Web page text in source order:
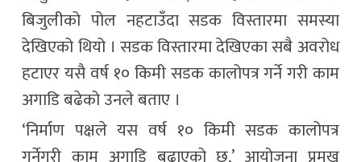
बिजुलीको पोल नहटाउँदा सडक विस्तारमा समस्या
देखिएको थियो । सडक विस्तारमा देखिएका सबै अवरोध
हटाएर यसै वर्ष १० किमी सडक कालोपत्र गर्ने गरी काम
अगाडि बढेको उनले बताए ।
‘निर्माण पक्षले यस वर्ष १० किमी सडक कालोपत्र